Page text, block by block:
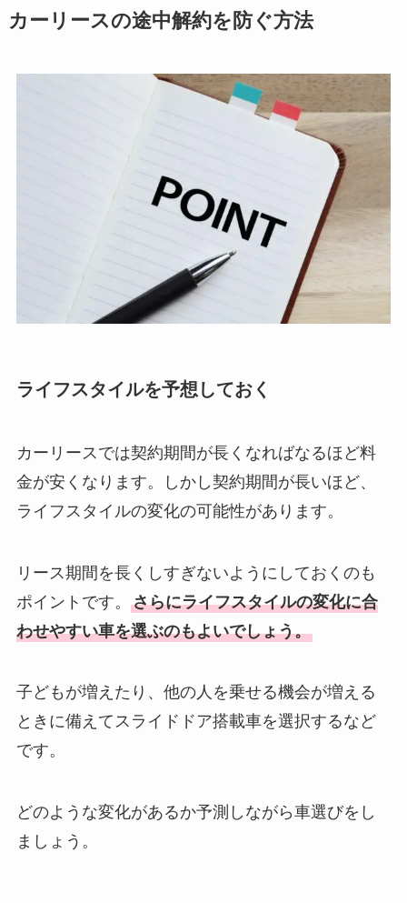
カーリースの途中解約を防ぐ方法
ライフスタイルを予想しておく
カーリースでは契約期間が長くなればなるほど料
金が安くなります。しかし契約期間が長いほど、
ライフスタイルの変化の可能性があります。
リース期間を長くしすぎないようにしておくのも
ポイントです。 さらにライフスタイルの変化に合
わせやすい車を選ぶのもよいでしょう。
子どもが増えたり、他の人を乗せる機会が増える
ときに備えてスライドドア搭載車を選択するなど
です。
どのような変化があるか予測しながら車選びをし
ましょう。